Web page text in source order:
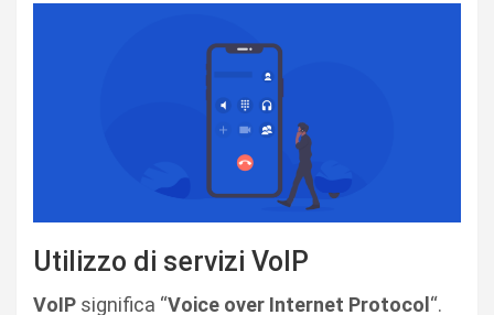
Utilizzo di servizi VoIP
VoIP significa “Voice over Internet Protocol“.